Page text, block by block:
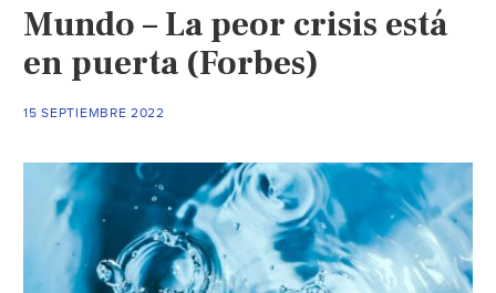
en
Días)
Mundo – La peor crisis está
en puerta (Forbes)
15 SEPTIEMBRE 2022